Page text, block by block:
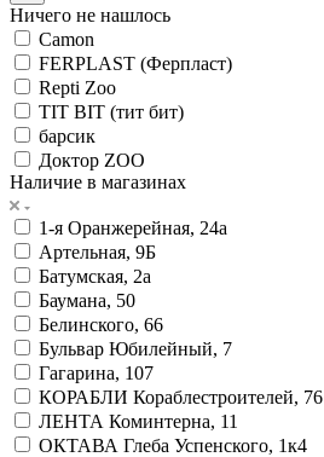
Ничего не нашлось
Camon
FERPLAST (Ферпласт)
Repti Zoo
TIT BIT (тит бит)
барсик
Доктор ZOO
Наличие в магазинах
1-я Оранжерейная, 24а
Артельная, 9Б
Батумская, 2а
Баумана, 50
Белинского, 66
Бульвар Юбилейный, 7
Гагарина, 107
КОРАБЛИ Кораблестроителей, 76
ЛЕНТА Коминтерна, 11
ОКТАВА Глеба Успенского, 1к4